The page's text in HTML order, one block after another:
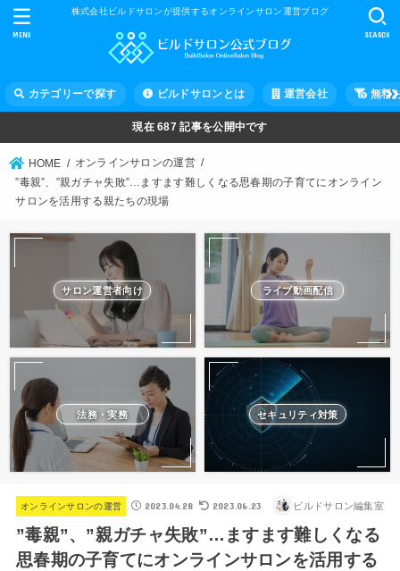
株式会社ビルドサロンが提供するオンラインサロン運営ブログ
カテゴリーで探す ビルドサロンとは 運営会社 無料
SEARCH
MENU
現在687 記事を公開中です
HOME
オンラインサロンの運営
”毒親”、”親ガチャ失敗”…ますます難しくなる思春期の子育てにオンライン
サロンを活用する親たちの現場
サロン運営者向け ライブ動画配信
法務・実務 セキュリティ対策
オンラインサロンの運営 2023.04.28 2023.06.23 ビルドサロン編集室
”毒親”、”親ガチャ失敗”…ますます難しくなる
思春期の子育てにオンラインサロンを活用する